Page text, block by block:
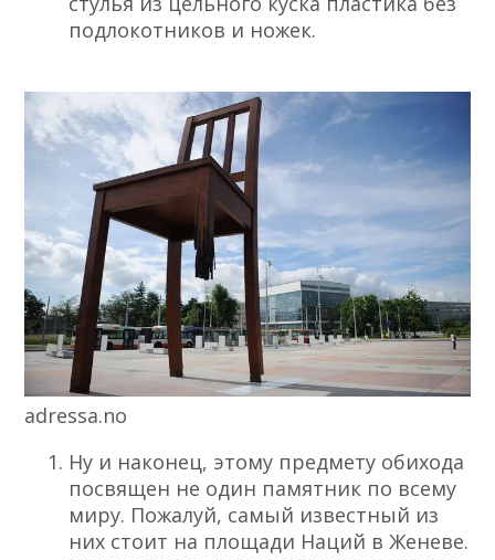
подлокотников и ножек.
adressa.no
Ну и наконец, этому предмету обихода
посвящен не один памятник по всему
миру. Пожалуй, самый известный из
них стоит на площади Наций в Женеве.